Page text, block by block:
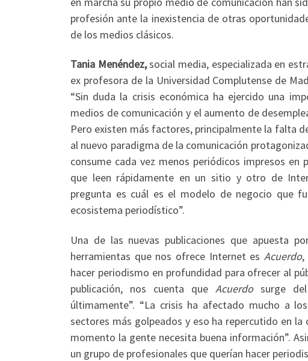
profesión ante la inexistencia de otras
de los medios clásicos.
Tania Menéndez,social media, especializada en
ex profesora de la Universidad Complutense de
“Sin duda la crisis económica ha ejercido una
medios de comunicación y el aumento de
Pero existen más factores, principalmente la falta
al nuevo paradigma de la comunicación
consume cada vez menos periódicos impresos en
que leen rápidamente en un sitio y otro de
pregunta es cuál es el modelo de negocio que
ecosistema periodístico”.
Una de las nuevas publicaciones que apuesta
herramientas que nos ofrece Internet esAcuerdo,
hacer periodismo en profundidad para ofrecer al
publicación, nos cuenta queAcuerdosurge del
últimamente”. “La crisis ha afectado mucho a
sectores más golpeados y eso ha repercutido en
momento la gente necesita buena información”.
un grupo de profesionales que querían hacer